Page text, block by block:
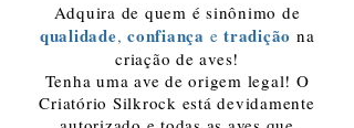
Adquira de quem é sinônimo de
qualidade, confiança e tradição na
criação de aves!
Tenha uma ave de origem legal! O
Criatório Silkrock está devidamente